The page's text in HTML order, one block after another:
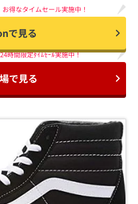
得なタイムセール実施中！
で見る
時間限定ﾀｲﾑｾｰﾙ実施中！
で見る